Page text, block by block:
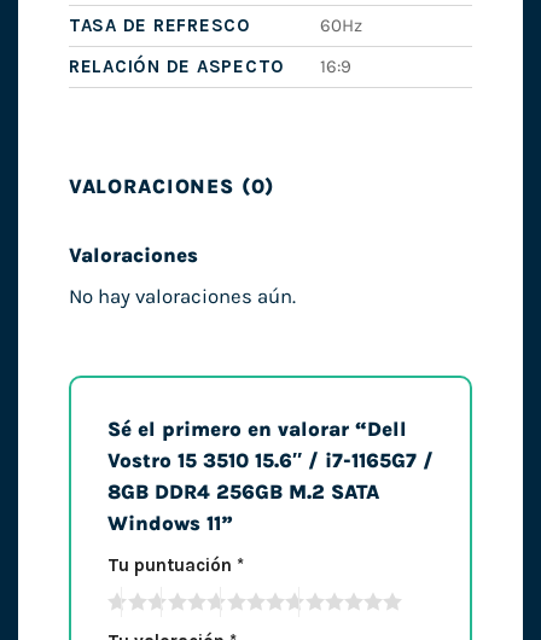
TASA DE REFRESCO
60Hz
RELACIÓN DE ASPECTO
16:9
VALORACIONES (0)
Valoraciones
No hay valoraciones aún.
Sé el primero en valorar “Dell
Vostro 15 3510 15.6″ / i7-1165G7 /
8GB DDR4 256GB M.2 SATA
Windows 11”
Tu puntuación *